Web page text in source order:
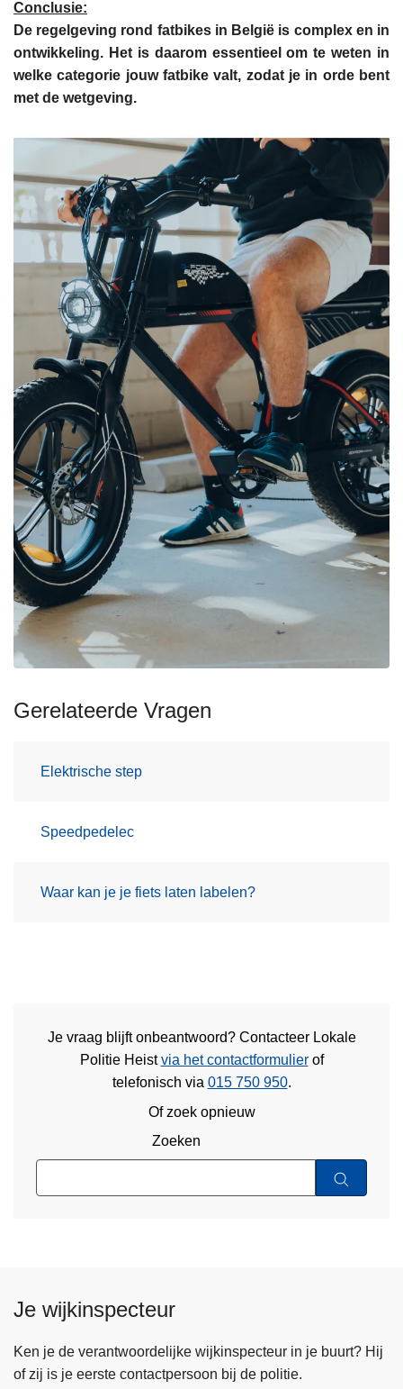
Conclusie:
De regelgeving rond fatbikes in België is complex en in
ontwikkeling. Het is daarom essentieel om te weten in
welke categorie jouw fatbike valt, zodat je in orde bent
met de wetgeving.
Gerelateerde Vragen
Elektrische step
Speedpedelec
Waar kan je je fiets laten labelen?
Je vraag blijft onbeantwoord? Contacteer Lokale
Politie Heistvia het contactformulierof
telefonisch via 015 750 950.
Of zoek opnieuw
Zoeken
Je wijkinspecteur
Ken je de verantwoordelijke wijkinspecteur in je buurt? Hij
of zij is je eerste contactpersoon bij de politie.